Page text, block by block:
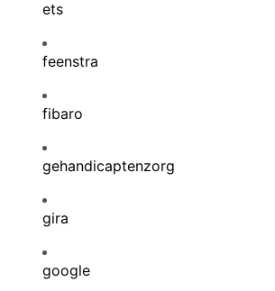
ets
feenstra
fibaro
gehandicaptenzorg
gira
google